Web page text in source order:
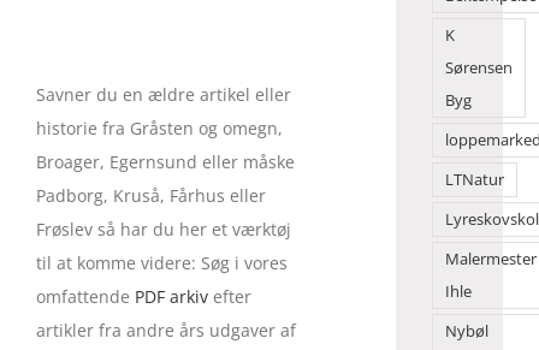
Savner du en ældre artikel eller
historie fra Gråsten og omegn,
Broager, Egernsund eller måske
Padborg, Kruså, Fårhus eller
Frøslev så har du her et værktøj
til at komme videre: Søg i vores
omfattende PDF arkiv efter
artikler fra andre års udgaver af
K
Sørensen
Byg
LTNatur
Malermester
Ihle
Nybøl